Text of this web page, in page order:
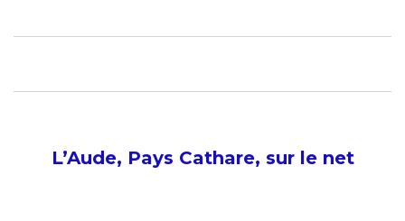
L’Aude, Pays Cathare, sur le net